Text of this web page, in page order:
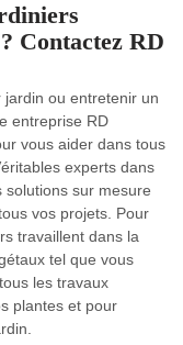
Contactez RD
ou entretenir un
entreprise RD
vous aider dans tous
experts dans
solutions sur mesure
vos projets. Pour
travaillent dans la
tel que vous
les travaux
plantes et pour